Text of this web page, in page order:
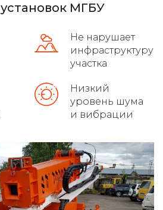
плит
фундамента
МГБУ
Не нарушает
инфраструктуру
участка
Низкий
уровень шума
и вибрации